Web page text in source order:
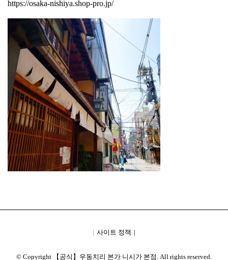
https://osaka-nishiya.shop-pro.jp/
사이트 정책
© Copyright 【공식】우동치리 본가 니시가 본점. All rights reserved.